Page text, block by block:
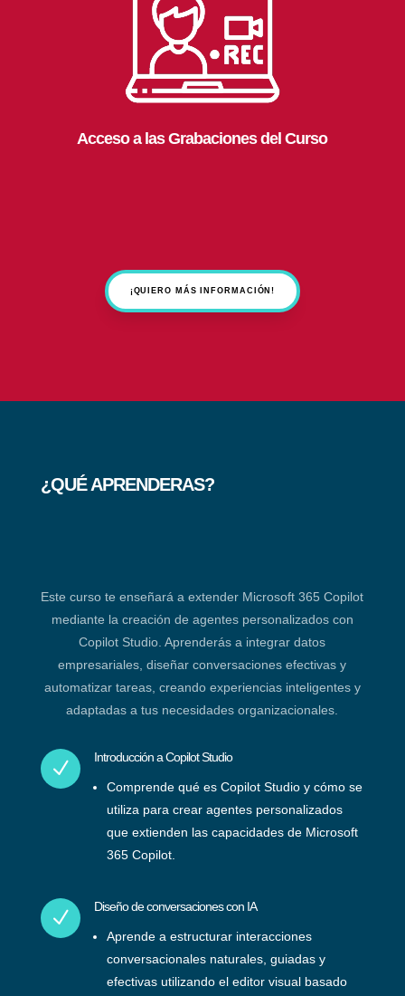
Acceso a las Grabaciones del Curso
¡QUIERO MÁS INFORMACIÓN!
¿QUÉ APRENDERAS?
Este curso te enseñará a extender Microsoft 365 Copilot
mediante la creación de agentes personalizados con
Copilot Studio. Aprenderás a integrar datos
empresariales, diseñar conversaciones efectivas y
automatizar tareas, creando experiencias inteligentes y
adaptadas a tus necesidades organizacionales.
N Introducción a Copilot Studio
Comprende qué es Copilot Studio y cómo se
utiliza para crear agentes personalizados
que extienden las capacidades de Microsoft
365 Copilot.
N Diseño de conversaciones con IA
Aprende a estructurar interacciones
conversacionales naturales, guiadas y
efectivas utilizando el editor visual basado